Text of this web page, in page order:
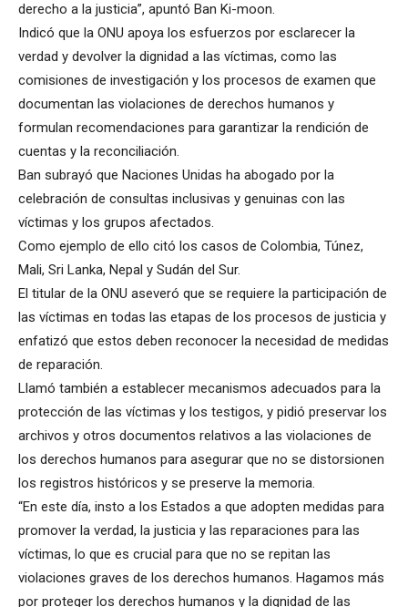
derecho a la justicia”, apuntó Ban Ki-moon.
Indicó que la ONU apoya los esfuerzos por esclarecer la
verdad y devolver la dignidad a las víctimas, como las
comisiones de investigación y los procesos de examen que
documentan las violaciones de derechos humanos y
formulan recomendaciones para garantizar la rendición de
cuentas y la reconciliación.
Ban subrayó que Naciones Unidas ha abogado por la
celebración de consultas inclusivas y genuinas con las
víctimas y los grupos afectados.
Como ejemplo de ello citó los casos de Colombia, Túnez,
Mali, Sri Lanka, Nepal y Sudán del Sur.
El titular de la ONU aseveró que se requiere la participación de
las víctimas en todas las etapas de los procesos de justicia y
enfatizó que estos deben reconocer la necesidad de medidas
de reparación.
Llamó también a establecer mecanismos adecuados para la
protección de las víctimas y los testigos, y pidió preservar los
archivos y otros documentos relativos a las violaciones de
los derechos humanos para asegurar que no se distorsionen
los registros históricos y se preserve la memoria.
“En este día, insto a los Estados a que adopten medidas para
promover la verdad, la justicia y las reparaciones para las
víctimas, lo que es crucial para que no se repitan las
violaciones graves de los derechos humanos. Hagamos más
por proteger los derechos humanos y la dignidad de las